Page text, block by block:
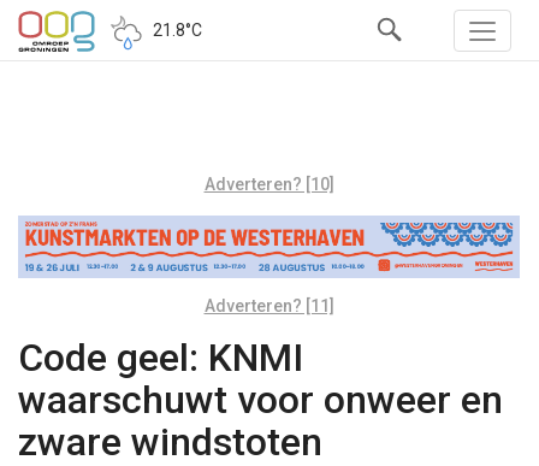
21.8°C
Adverteren? [10]
Adverteren? [11]
Code geel: KNMI
waarschuwt voor onweer en
zware windstoten